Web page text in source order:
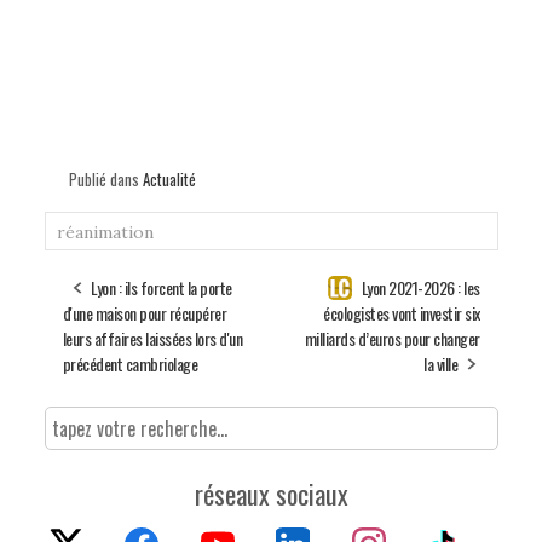
Publié dans Actualité
réanimation
Lyon : ils forcent la porte
d'une maison pour récupérer
leurs affaires laissées lors d'un
précédent cambriolage
Lyon 2021-2026 : les
écologistes vont investir six
milliards d’euros pour changer
la ville
réseaux sociaux